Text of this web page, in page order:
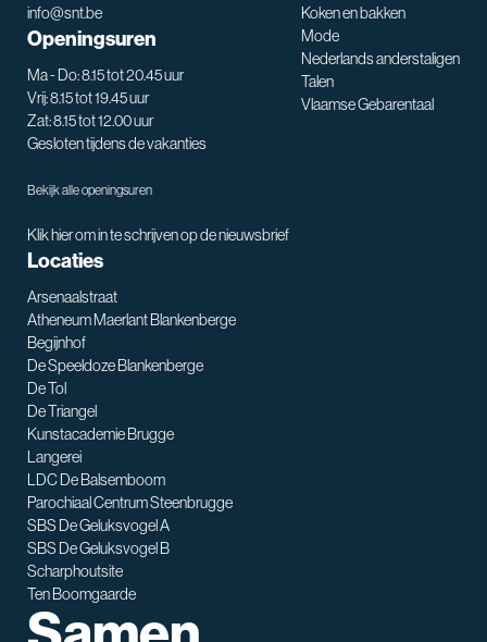
info@snt.be
Openingsuren
Ma - Do: 8.15 tot 20.45 uur
Vrij: 8.15 tot 19.45 uur
Zat: 8.15 tot 12.00 uur
Gesloten tijdens de vakanties
Bekijk alle openingsuren
Klik hier om in te schrijven op de nieuwsbrief
Koken en bakken
Mode
Nederlands anderstaligen
Talen
Vlaamse Gebarentaal
Locaties
Arsenaalstraat
Atheneum Maerlant Blankenberge
Begijnhof
De Speeldoze Blankenberge
De Tol
De Triangel
Kunstacademie Brugge
Langerei
LDC De Balsemboom
Parochiaal Centrum Steenbrugge
SBS De Geluksvogel A
SBS De Geluksvogel B
Scharphoutsite
Ten Boomgaarde
SNT assistent
Waarmee kan ik je helpen?